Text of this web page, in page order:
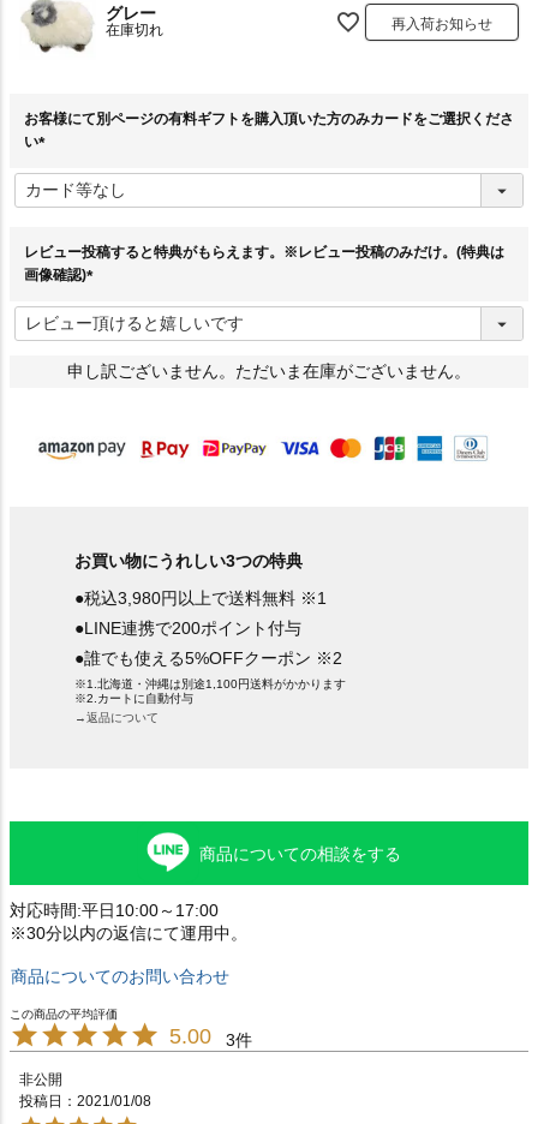
グレー
在庫切れ 再入荷お知らせ
お客様にて別ページの有料ギフトを購入頂いた方のみカードをご選択くださ
い
必
須
レビュー投稿すると特典がもらえます。※レビュー投稿のみだけ。(特典は
画像確認)
必
須
)
申し訳ございません。ただいま在庫がございません。
お買い物にうれしい3つの特典
●税込3,980円以上で送料無料 ※1
●LINE連携で200ポイント付与
●誰でも使える5%OFFクーポン ※2
※1.北海道・沖縄は別途1,100円送料がかかります
※2.カートに自動付与
→返品について
商品についての相談をする
対応時間:平日10:00～17:00
※30分以内の返信にて運用中。
商品についてのお問い合わせ
5.00 3
非公開
投稿日
2021/01/08